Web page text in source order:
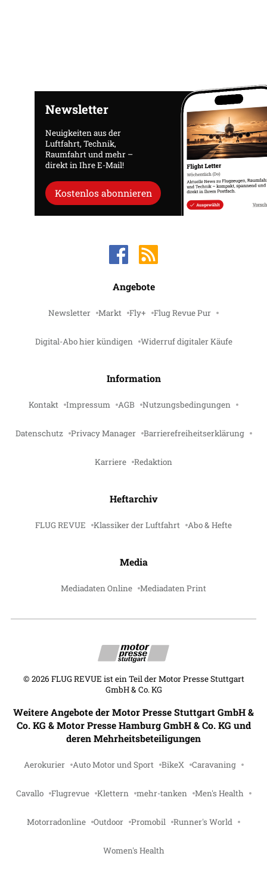
Newsletter
Neuigkeiten aus der
Luftfahrt, Technik,
Raumfahrt und mehr –
direkt in Ihre E-Mail!
Kostenlos abonnieren
Angebote
Newsletter Markt Fly+ Flug Revue Pur
Digital-Abo hier kündigen Widerruf digitaler Käufe
Information
Kontakt Impressum AGB Nutzungsbedingungen
Datenschutz Privacy Manager Barrierefreiheitserklärung
Karriere Redaktion
Heftarchiv
FLUG REVUE Klassiker der Luftfahrt Abo & Hefte
Media
Mediadaten Online Mediadaten Print
© 2026 FLUG REVUE ist ein Teil der Motor Presse Stuttgart
GmbH & Co. KG
Weitere Angebote der Motor Presse Stuttgart GmbH &
Co. KG & Motor Presse Hamburg GmbH & Co. KG und
deren Mehrheitsbeteiligungen
Aerokurier Auto Motor und Sport BikeX Caravaning
Cavallo Flugrevue Klettern mehr-tanken Men's Health
Motorradonline Outdoor Promobil Runner's World
Women's Health